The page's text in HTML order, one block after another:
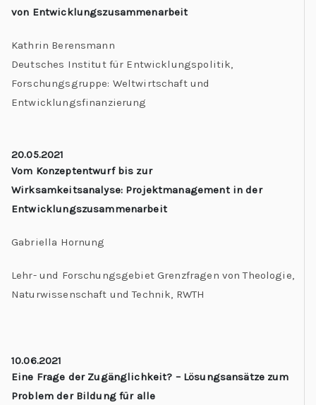
von Entwicklungszusammenarbeit
Kathrin Berensmann
Deutsches Institut für Entwicklungspolitik,
Forschungsgruppe: Weltwirtschaft und
Entwicklungsfinanzierung
20.05.2021
Vom Konzeptentwurf bis zur
Wirksamkeitsanalyse: Projektmanagement in der
Entwicklungszusammenarbeit
Gabriella Hornung
Lehr- und Forschungsgebiet Grenzfragen von Theologie,
Naturwissenschaft und Technik, RWTH
10.06.2021
Eine Frage der Zugänglichkeit? – Lösungsansätze zum
Problem der Bildung für alle